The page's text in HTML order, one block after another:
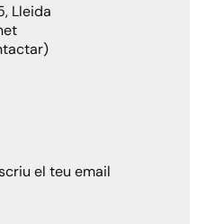
Lleida
el teu email